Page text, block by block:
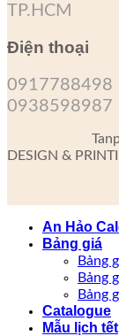
TP.HCM
Điện thoại
0917788498
0938598987
DESIGN &
An Hảo
Bảng giá
Bảng
Bảng
Bảng
Catalogue
Mẫu lịch tết